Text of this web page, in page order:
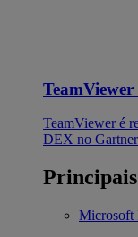
TeamViewer é
DEX no
Microsoft